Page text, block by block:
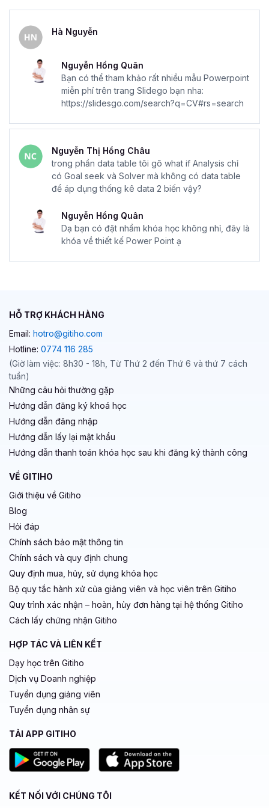
Hà Nguyễn
Nguyễn Hồng Quân
Bạn có thể tham khảo rất nhiều mẫu Powerpoint
miễn phí trên trang Slidego bạn nha:
https://slidesgo.com/search?q=CV#rs=search
Nguyễn Thị Hồng Châu
trong phần data table tôi gõ what if Analysis chỉ
có Goal seek và Solver mà không có data table
để áp dụng thống kê data 2 biến vậy?
Nguyễn Hồng Quân
Dạ bạn có đặt nhầm khóa học không nhỉ, đây là
khóa về thiết kế Power Point ạ
HỖ TRỢ KHÁCH HÀNG
Email: hotro@gitiho.com
Hotline: 0774 116 285
(Giờ làm việc: 8h30 - 18h, Từ Thứ 2 đến Thứ 6 và thứ 7 cách
tuần)
Những câu hỏi thường gặp
Hướng dẫn đăng ký khoá học
Hướng dẫn đăng nhập
Hướng dẫn lấy lại mật khẩu
Hướng dẫn thanh toán khóa học sau khi đăng ký thành công
VỀ GITIHO
Giới thiệu về Gitiho
Blog
Hỏi đáp
Chính sách bảo mật thông tin
Chính sách và quy định chung
Quy định mua, hủy, sử dụng khóa học
Bộ quy tắc hành xử của giảng viên và học viên trên Gitiho
Quy trình xác nhận – hoàn, hủy đơn hàng tại hệ thống Gitiho
Cách lấy chứng nhận Gitiho
HỢP TÁC VÀ LIÊN KẾT
Dạy học trên Gitiho
Dịch vụ Doanh nghiệp
Tuyển dụng giảng viên
Tuyển dụng nhân sự
TẢI APP GITIHO
KẾT NỐI VỚI CHÚNG TÔI